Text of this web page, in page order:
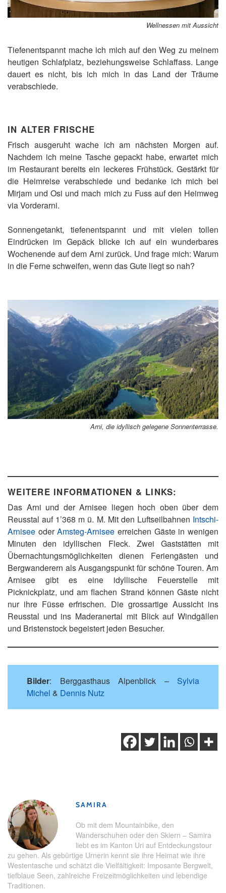
Wellnessen mit Aussicht
Tiefenentspannt mache ich mich auf den Weg zu meinem
heutigen Schlafplatz, beziehungsweise Schlaffass. Lange
dauert es nicht, bis ich mich in das Land der Träume
verabschiede.
IN ALTER FRISCHE
Frisch ausgeruht wache ich am nächsten Morgen auf.
Nachdem ich meine Tasche gepackt habe, erwartet mich
im Restaurant bereits ein leckeres Frühstück. Gestärkt für
die Heimreise verabschiede und bedanke ich mich bei
Mirjam und Osi und mach mich zu Fuss auf den Heimweg
via Vorderarni.
Sonnengetankt, tiefenentspannt und mit vielen tollen
Eindrücken im Gepäck blicke ich auf ein wunderbares
Wochenende auf dem Arni zurück. Und frage mich: Warum
in die Ferne schweifen, wenn das Gute liegt so nah?
Arni, die idyllisch gelegene Sonnenterrasse.
WEITERE INFORMATIONEN & LINKS:
Das Arni und der Arnisee liegen hoch oben über dem
Reusstal auf 1’368 m ü. M. Mit den Luftseilbahnen Intschi-
Arnisee oderAmsteg-Arnisee erreichen Gäste in wenigen
Minuten den idyllischen Fleck. Zwei Gaststätten mit
Übernachtungsmöglichkeiten dienen Feriengästen und
Bergwanderern als Ausgangspunkt für schöne Touren. Am
Arnisee gibt es eine idyllische Feuerstelle mit
Picknickplatz, und am flachen Strand können Gäste nicht
nur ihre Füsse erfrischen. Die grossartige Aussicht ins
Reusstal und ins Maderanertal mit Blick auf Windgällen
und Bristenstock begeistert jeden Besucher.
Bilder: Berggasthaus Alpenblick – Sylvia
Michel & Dennis Nutz
SAMIRA
Ob mit dem Mountainbike, den
Wanderschuhen oder den Skiern – Samira
liebt es im Kanton Uri auf Entdeckungstour
zu gehen. Als gebürtige Urnerin kennt sie ihre Heimat wie ihre
Westentasche und schätzt die Vielfältigkeit: Imposante Bergwelt,
tiefblaue Seen, zahlreiche Freizeitmöglichkeiten und lebendige
Traditionen.